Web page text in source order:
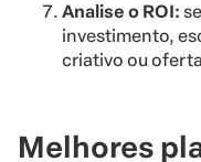
Analise o ROI:
investimento,
criativo ou
Melhores